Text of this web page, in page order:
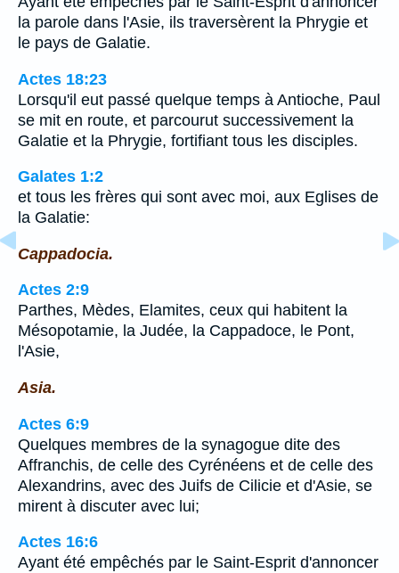
la parole dans l'Asie, ils traversèrent la Phrygie et
le pays de Galatie.
Actes 18:23
Lorsqu'il eut passé quelque temps à Antioche, Paul
se mit en route, et parcourut successivement la
Galatie et la Phrygie, fortifiant tous les disciples.
Galates 1:2
et tous les frères qui sont avec moi, aux Eglises de
la Galatie:
Cappadocia.
Actes 2:9
Parthes, Mèdes, Elamites, ceux qui habitent la
Mésopotamie, la Judée, la Cappadoce, le Pont,
l'Asie,
Asia.
Actes 6:9
Quelques membres de la synagogue dite des
Affranchis, de celle des Cyrénéens et de celle des
Alexandrins, avec des Juifs de Cilicie et d'Asie, se
mirent à discuter avec lui;
Actes 16:6
Ayant été empêchés par le Saint-Esprit d'annoncer